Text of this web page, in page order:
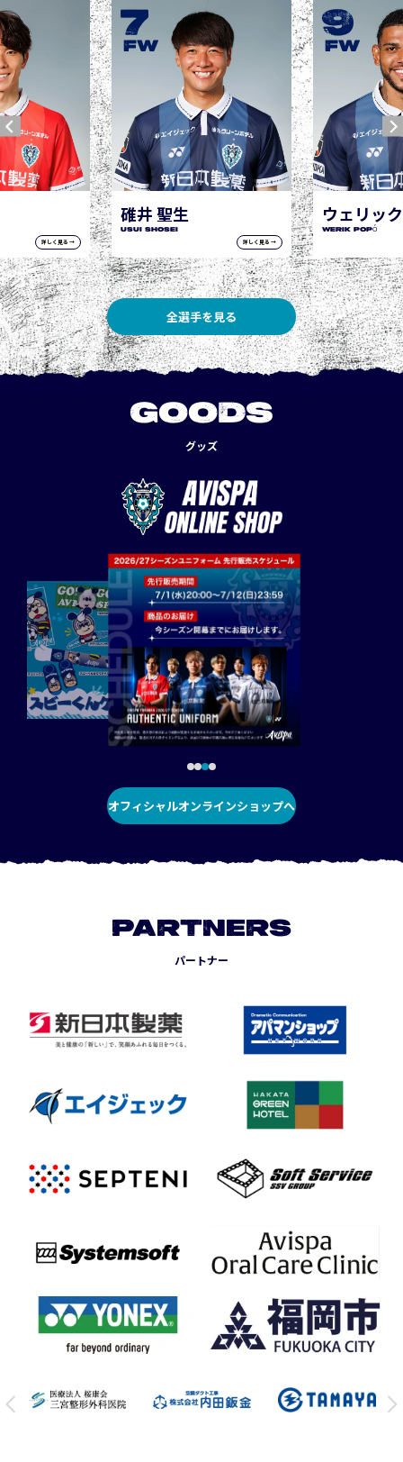
詳しく見る →
ウェリック ポポ
WERIK POPÓ
詳しく見る →
9
FW
城後 寿
JOGO
10
FW
全選手を見る
GOODS
グッズ
オフィシャルオンラインショップへ
PARTNERS
パートナー